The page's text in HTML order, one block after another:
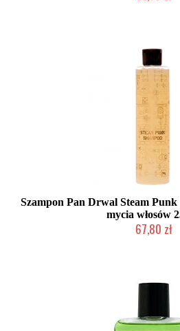
Szampon Pan Drwal Steam Punk
mycia włosów
67,80 zł